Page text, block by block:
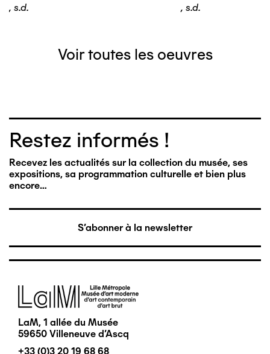
, s.d.
, s.d.
Voir toutes les oeuvres
Restez informés !
Recevez les actualités sur la collection du musée, ses
expositions, sa programmation culturelle et bien plus
encore…
S'abonner à la newsletter
Image
LaM, 1 allée du Musée
59650 Villeneuve d'Ascq
+33 (0)3 20 19 68 68